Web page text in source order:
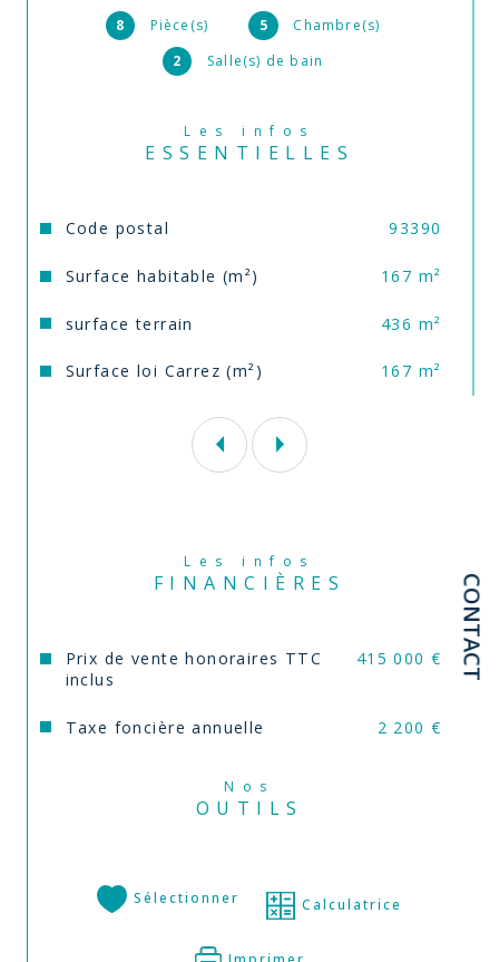
CONTACT
8 Pièce(s) 5
Chambre(s)
2
Salle(s) de bain
Les infos
ESSENTIELLES
Caractéristiques Valeurs
Code postal 93390
Surface habitable (m²) 167 m²
surface terrain 436 m²
Surface loi Carrez (m²) 167 m²
Possibilité de garer minimum 3 voitures sur
l’allée qui mène au garage situé en fond de
Maison doublement isolée intérieur-extérieur
d’où l’excellent DPE.
Pour une visite ou plus de précisions,
contactez Laurent CARO de l’agence Comm’
Vidéo disponible sur la chaine Youtube de
Comm’il vous plaira.
Les infos
FINANCIÈRES
Prix de vente honoraires TTC
inclus
415 000 €
Taxe foncière annuelle 2 200 €
Nos
OUTILS
Sélectionner Calculatrice